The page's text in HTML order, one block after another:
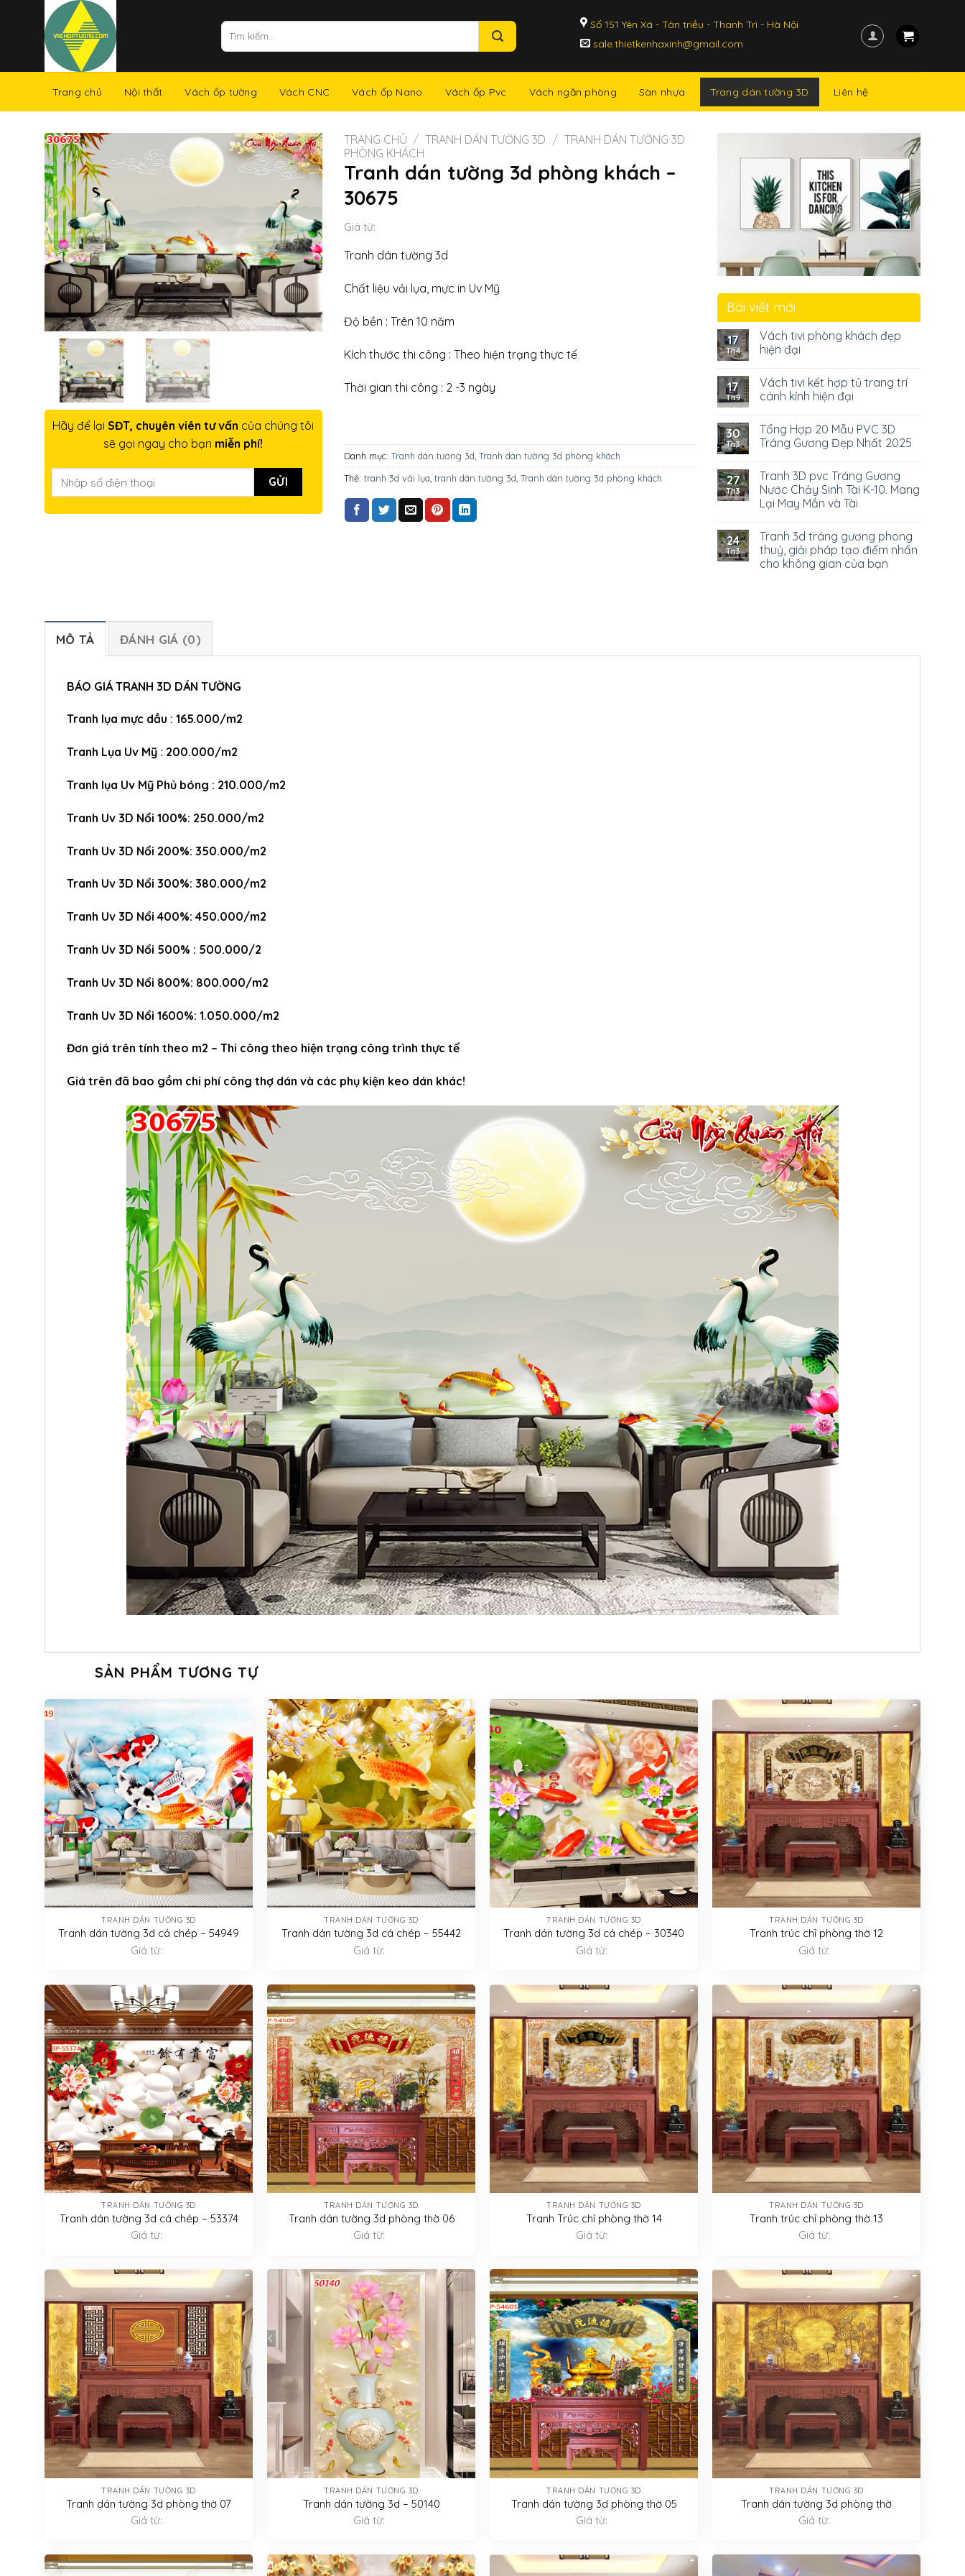
Tìm
kiếm:
Số 151 Yên Xá - Tân triều - Thanh Trì - Hà Nội
sale.thietkenhaxinh@gmail.com
Trang chủ Nội thất Vách ốp tường Vách CNC Vách ốp Nano Vách ốp Pvc Vách ngăn phòng Sàn nhựa Trang dán tường 3D Liên hệ
Hãy để lại SĐT, chuyên viên tư vấn của chúng tôi
sẽ gọi ngay cho bạn miễn phí!
TRANG CHỦ / TRANH DÁN TƯỜNG 3D / TRANH DÁN TƯỜNG 3D
PHÒNG KHÁCH
Tranh dán tường 3d phòng khách –
30675
Giá từ:
Tranh dán tường 3d
Chất liệu vải lụa, mực in Uv Mỹ
Độ bền : Trên 10 năm
Kích thước thi công : Theo hiện trạng thực tế
Thời gian thi công : 2 -3 ngày
Danh mục: Tranh dán tường 3d Tranh dán tường 3d phòng khách
Thẻ: tranh 3d vải lụa tranh dán tường 3d Tranh dán tường 3d phòng khách
Bài viết mới
17
Th4
Vách tivi phòng khách đẹp
hiện đại
17
Th9
Vách tivi kết hợp tủ trang trí
cánh kính hiện đại
30
Th3
Tổng Hợp 20 Mẫu PVC 3D
Tráng Gương Đẹp Nhất 2025
27
Th3
Tranh 3D pvc Tráng Gương
Nước Chảy Sinh Tài K-10. Mang
Lại May Mắn và Tài
24
Th3
Tranh 3d tráng gương phong
thuỷ, giải pháp tạo điểm nhấn
cho không gian của bạn
MÔ TẢ ĐÁNH GIÁ (0)
BÁO GIÁ TRANH 3D DÁN TƯỜNG
Tranh lụa mực dầu : 165.000/m2
Tranh Lụa Uv Mỹ : 200.000/m2
Tranh lụa Uv Mỹ Phủ bóng : 210.000/m2
Tranh Uv 3D Nổi 100%: 250.000/m2
Tranh Uv 3D Nổi 200%: 350.000/m2
Tranh Uv 3D Nổi 300%: 380.000/m2
Tranh Uv 3D Nổi 400%: 450.000/m2
Tranh Uv 3D Nổi 500% : 500.000/2
Tranh Uv 3D Nổi 800%: 800.000/m2
Tranh Uv 3D Nổi 1600%: 1.050.000/m2
Đơn giá trên tính theo m2 – Thi công theo hiện trạng công trình thực tế
Giá trên đã bao gồm chi phí công thợ dán và các phụ kiện keo dán khác!
SẢN PHẨM TƯƠNG TỰ
TRANH DÁN TƯỜNG 3D
Tranh dán tường 3d cá chép – 54949
Giá từ:
TRANH DÁN TƯỜNG 3D
Tranh dán tường 3d cá chép – 55442
Giá từ:
TRANH DÁN TƯỜNG 3D
Tranh dán tường 3d cá chép – 30340
Giá từ:
TRANH DÁN TƯỜNG 3D
Tranh trúc chỉ phòng thờ 12
Giá từ:
TRANH DÁN TƯỜNG 3D
Tranh dán tường 3d cá chép – 53374
Giá từ:
TRANH DÁN TƯỜNG 3D
Tranh dán tường 3d phòng thờ 06
Giá từ:
TRANH DÁN TƯỜNG 3D
Tranh Trúc chỉ phòng thờ 14
Giá từ:
TRANH DÁN TƯỜNG 3D
Tranh trúc chỉ phòng thờ 13
Giá từ:
TRANH DÁN TƯỜNG 3D
Tranh dán tường 3d phòng thờ 07
Giá từ:
TRANH DÁN TƯỜNG 3D
Tranh dán tường 3d – 50140
Giá từ:
TRANH DÁN TƯỜNG 3D
Tranh dán tường 3d phòng thờ 05
Giá từ:
TRANH DÁN TƯỜNG 3D
Tranh dán tường 3d phòng thờ
Giá từ: